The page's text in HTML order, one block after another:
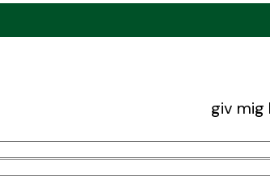
1.200 kr. vil fragten fortsat være 50 kr.
giv mig